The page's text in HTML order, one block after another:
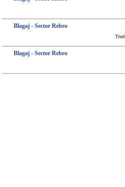
Blagaj - Sector Rebro
Blagaj - Sector Rebro